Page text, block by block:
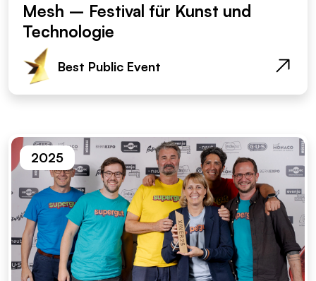
Mesh – Festival für Kunst und
Technologie
Best Public Event
2025